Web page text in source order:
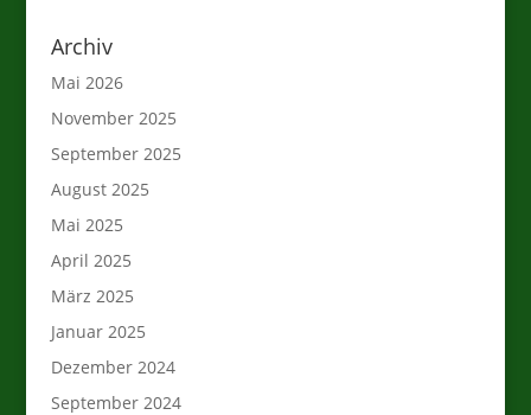
Archiv
Mai 2026
November 2025
September 2025
August 2025
Mai 2025
April 2025
März 2025
Januar 2025
Dezember 2024
September 2024